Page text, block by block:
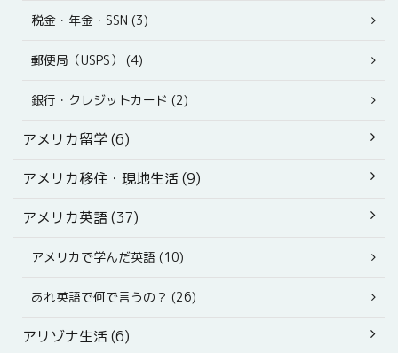
税金・年金・SSN (3)
郵便局（USPS） (4)
銀行・クレジットカード (2)
アメリカ留学 (6)
アメリカ移住・現地生活 (9)
アメリカ英語 (37)
アメリカで学んだ英語 (10)
あれ英語で何で言うの？ (26)
アリゾナ生活 (6)